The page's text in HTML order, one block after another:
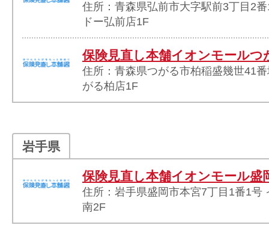
住所：青森県弘前市大字駅前3丁目2
ドー弘前店1F
保険見直し本舗イオンモールつ
住所：青森県つがる市柏稲盛幾世41
がる柏店1F
岩手県
保険見直し本舗イオンモール盛
住所：岩手県盛岡市本宮7丁目1番1号
南2F